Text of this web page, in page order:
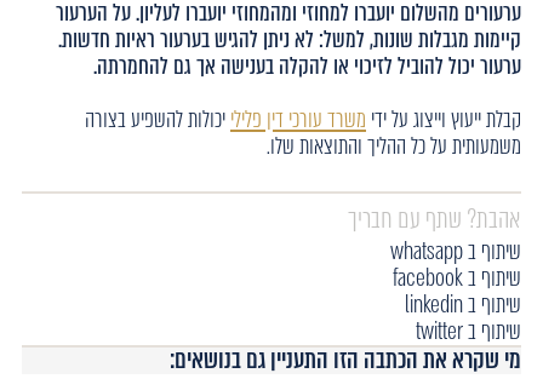
ערעורים מהשלום יועברו למחוזי ומהמחוזי יועברו לעליון. על הערעור
קיימות מגבלות שונות, למשל: לא ניתן להגיש בערעור ראיות חדשות.
ערעור יכול להוביל לזיכוי או להקלה בענישה אך גם להחמרתה.
קבלת ייעוץ וייצוג על ידי משרד עורכי דין פלילייכולות להשפיע בצורה
משמעותית על כל ההליך והתוצאות שלו.
אהבת? שתף עם חבריך
שיתוף ב whatsapp
שיתוף ב facebook
שיתוף ב linkedin
שיתוף ב twitter
מי שקרא את הכתבה הזו התעניין גם בנושאים: